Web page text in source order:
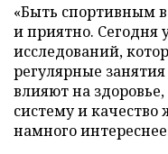
«Быть спортивным
и приятно. Сегодня
исследований,
регулярные
влияют на
систему и
намного